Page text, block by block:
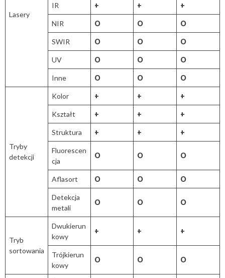
Lasery
IR + + +
NIR O O O
SWIR O O O
UV O O O
Inne O O O
Tryby
detekcji
Kolor + + +
Kształt + + +
Struktura + + +
Fluorescen
cja
O O O
Aflasort O O O
Detekcja
metali
O O O
Tryb
sortowania
Dwukierun
kowy
+ + +
Trójkierun
kowy
O O O